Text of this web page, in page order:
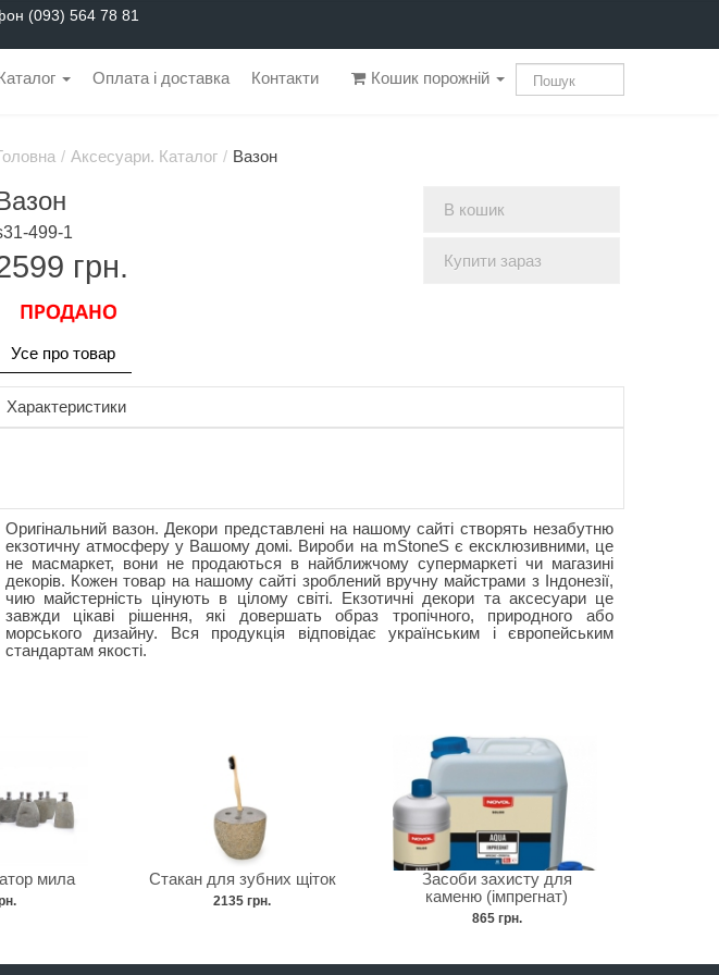
(093) 564 78 81
Кошик порожній
Каталог Оплата і доставка Контакти
/ Аксесуари. Каталог / Вазон
499-1
грн.
В кошик
Купити зараз
Усе про товар
Характеристики
Оригінальний вазон. Декори представлені на нашому сайті створять незабутню
екзотичну атмосферу у Вашому домі. Вироби на mStoneS є ексклюзивними, це
не масмаркет, вони не продаються в найближчому супермаркеті чи магазині
декорів. Кожен товар на нашому сайті зроблений вручну майстрами з Індонезії,
чию майстерність цінують в цілому світі. Екзотичні декори та аксесуари це
завжди цікаві рішення, які довершать образ тропічного, природного або
морського дизайну. Вся продукція відповідає українським і європейським
стандартам якості.
мила Стакан для зубних щіток
2135 грн.
Засоби захисту для
каменю (імпрегнат)
865 грн.